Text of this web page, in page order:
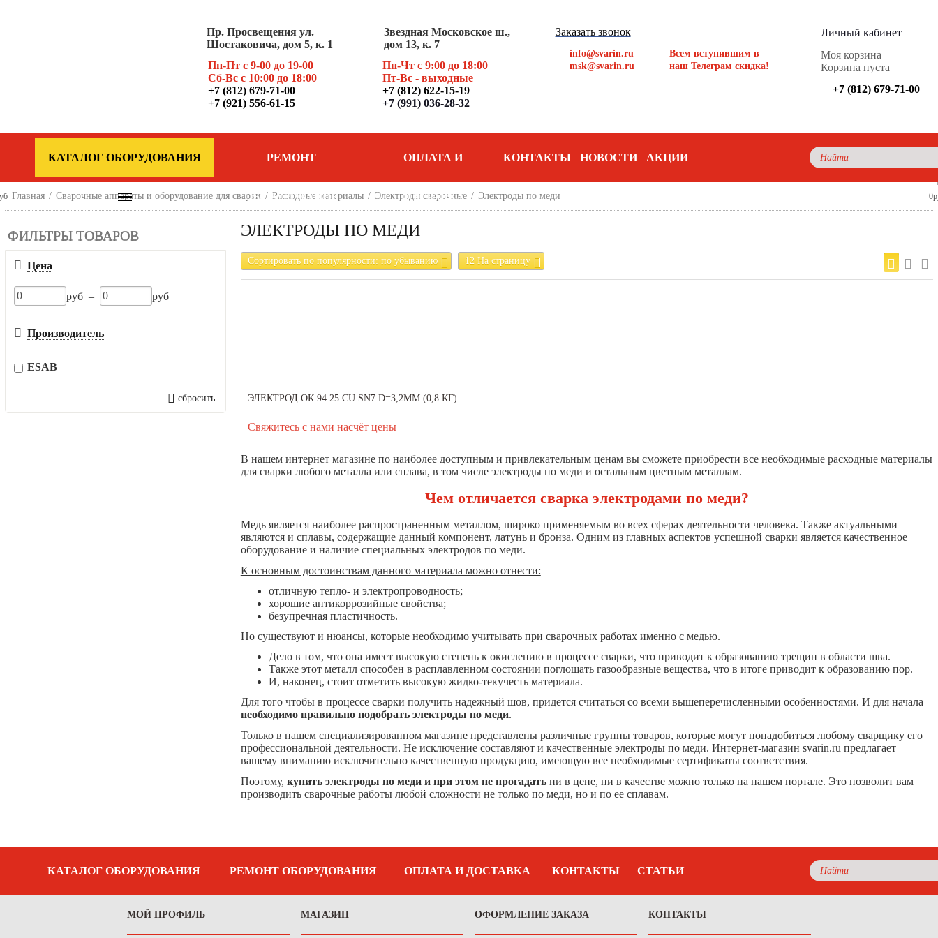
Пр. Просвещения ул.
Шостаковича, дом 5, к. 1
Пн-Пт с 9-00 до 19-00
Сб-Вс с 10:00 до 18:00
+7 (812) 679-71-00
+7 (921) 556-61-15
Звездная Московское ш.,
дом 13, к. 7
Пн-Чт с 9:00 до 18:00
Пт-Вс - выходные
+7 (812) 622-15-19
+7 (991) 036-28-32
Заказать звонок
info@svarin.ru
msk@svarin.ru
Всем вступившим в
наш Телеграм скидка!
Личный кабинет
Моя корзина
Корзина пуста
+7 (812) 679-71-00
КАТАЛОГ ОБОРУДОВАНИЯ РЕМОНТ
ОБОРУДОВАНИЯ
ОПЛАТА И
ДОСТАВКА
КОНТАКТЫ НОВОСТИ АКЦИИ
Главная / Сварочные аппараты и оборудование для сварки / Расходные материалы / Электроды сварочные / Электроды по меди
ФИЛЬТРЫ ТОВАРОВ
Цена
руб – руб
Производитель
ESAB
сбросить
ЭЛЕКТРОДЫ ПО МЕДИ
Сортировать по популярности: по убыванию 12 На страницу
ЭЛЕКТРОД ОК 94.25 CU SN7 D=3,2MM (0,8 КГ)
Свяжитесь с нами насчёт цены
В нашем интернет магазине по наиболее доступным и привлекательным ценам вы сможете приобрести все необходимые расходные материалы
для сварки любого металла или сплава, в том числе электроды по меди и остальным цветным металлам.
Чем отличается сварка электродами по меди?
Медь является наиболее распространенным металлом, широко применяемым во всех сферах деятельности человека. Также актуальными
являются и сплавы, содержащие данный компонент, латунь и бронза. Одним из главных аспектов успешной сварки является качественное
оборудование и наличие специальных электродов по меди.
К основным достоинствам данного материала можно отнести:
отличную тепло- и электропроводность;
хорошие антикоррозийные свойства;
безупречная пластичность.
Но существуют и нюансы, которые необходимо учитывать при сварочных работах именно с медью.
Дело в том, что она имеет высокую степень к окислению в процессе сварки, что приводит к образованию трещин в области шва.
Также этот металл способен в расплавленном состоянии поглощать газообразные вещества, что в итоге приводит к образованию пор.
И, наконец, стоит отметить высокую жидко-текучесть материала.
Для того чтобы в процессе сварки получить надежный шов, придется считаться со всеми вышеперечисленными особенностями. И для начала
необходимо правильно подобрать электроды по меди.
Только в нашем специализированном магазине представлены различные группы товаров, которые могут понадобиться любому сварщику его
профессиональной деятельности. Не исключение составляют и качественные электроды по меди. Интернет-магазин svarin.ru предлагает
вашему вниманию исключительно качественную продукцию, имеющую все необходимые сертификаты соответствия.
Поэтому, купить электроды по меди и при этом не прогадатьни в цене, ни в качестве можно только на нашем портале. Это позволит вам
производить сварочные работы любой сложности не только по меди, но и по ее сплавам.
КАТАЛОГ ОБОРУДОВАНИЯ РЕМОНТ ОБОРУДОВАНИЯ ОПЛАТА И ДОСТАВКА КОНТАКТЫ СТАТЬИ
МОЙ ПРОФИЛЬ МАГАЗИН ОФОРМЛЕНИЕ ЗАКАЗА КОНТАКТЫ